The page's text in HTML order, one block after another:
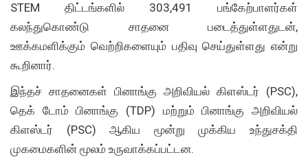
STEM திட்டங்களில் 303,491 பங்கேற்பாளர்கள்
கலந்துகொண்டு சாதனை படைத்துள்ளதுடன்,
ஊக்கமளிக்கும் வெற்றிகளையும் பதிவு செய்துள்ளது என்று
கூறினார்.
இந்தச் சாதனைகள் பினாங்கு அறிவியல் கிளஸ்டர் (PSC),
தெக் டோம் பினாங்கு (TDP) மற்றும் பினாங்கு அறிவியல்
கிளஸ்டர் (PSC) ஆகிய மூன்று முக்கிய உந்துசக்தி
முகமைகளின் மூலம் உருவாக்கப்பட்டன.